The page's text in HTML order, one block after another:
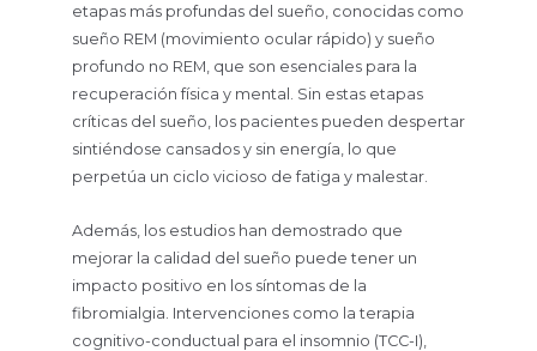
etapas más profundas del sueño, conocidas como
sueño REM (movimiento ocular rápido) y sueño
profundo no REM, que son esenciales para la
recuperación física y mental. Sin estas etapas
críticas del sueño, los pacientes pueden despertar
sintiéndose cansados y sin energía, lo que
perpetúa un ciclo vicioso de fatiga y malestar.
Además, los estudios han demostrado que
mejorar la calidad del sueño puede tener un
impacto positivo en los síntomas de la
fibromialgia. Intervenciones como la terapia
cognitivo-conductual para el insomnio (TCC-I),